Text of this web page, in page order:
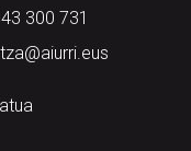
300 731